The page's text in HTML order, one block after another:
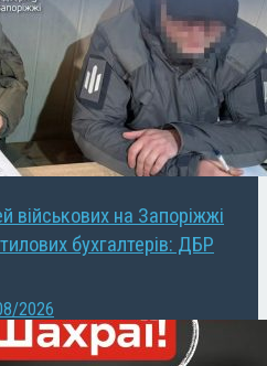
військових на Запоріжжі
бухгалтерів: ДБР
2026